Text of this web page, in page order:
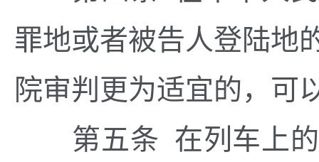
罪地或者被告人登陆地
院审判更为适宜的，可
第五条 在列车上的